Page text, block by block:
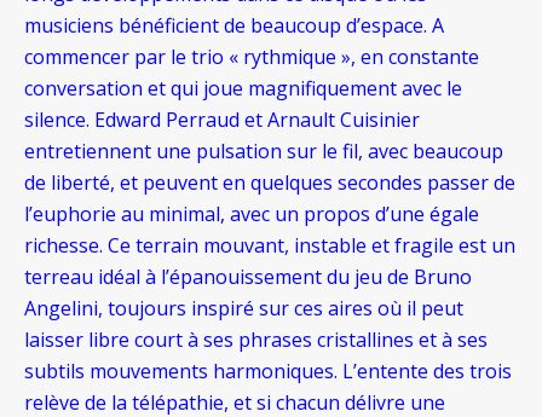
musiciens bénéficient de beaucoup d’espace. A
commencer par le trio « rythmique », en constante
conversation et qui joue magnifiquement avec le
silence. Edward Perraud et Arnault Cuisinier
entretiennent une pulsation sur le fil, avec beaucoup
de liberté, et peuvent en quelques secondes passer de
l’euphorie au minimal, avec un propos d’une égale
richesse. Ce terrain mouvant, instable et fragile est un
terreau idéal à l’épanouissement du jeu de Bruno
Angelini, toujours inspiré sur ces aires où il peut
laisser libre court à ses phrases cristallines et à ses
subtils mouvements harmoniques. L’entente des trois
relève de la télépathie, et si chacun délivre une